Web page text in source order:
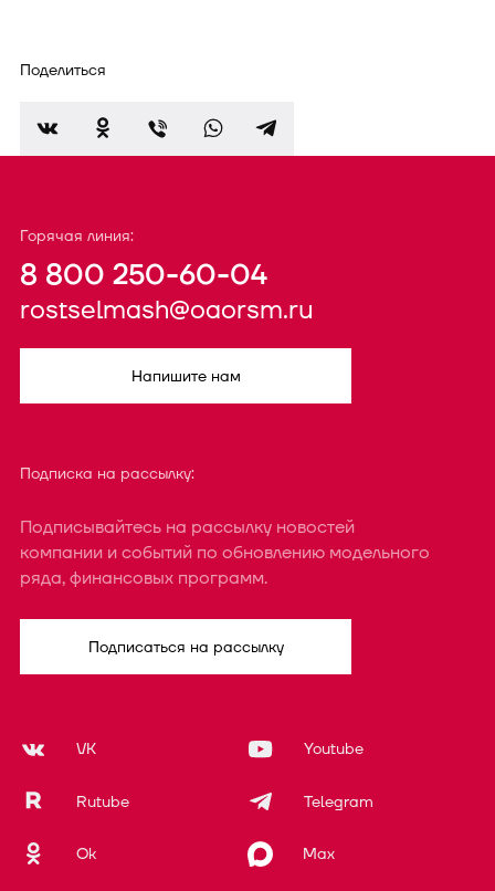
Поделиться
Горячая линия:
8 800 250-60-04
rostselmash@oaorsm.ru
Напишите нам
Подписка на рассылку:
Подписывайтесь на рассылку новостей
компании и событий по обновлению модельного
ряда, финансовых программ.
Подписаться на рассылку
VK Youtube
Rutube Telegram
Ok Max